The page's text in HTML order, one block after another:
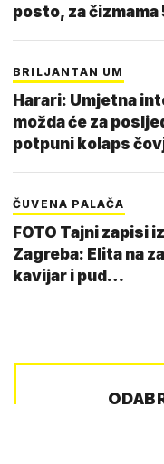
posto, za
BRILJANTAN UM
Harari: Umjetna
možda će za
potpuni kolaps
ČUVENA PALAČA
FOTO Tajni zapisi iz ljepotice
Zagreba: Elita na zabavama jela
kavijar i pud…